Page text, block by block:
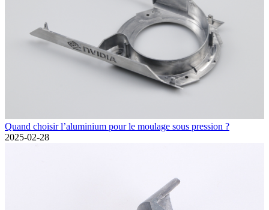
Quand choisir l’aluminium pour le moulage sous pression ?
2025-02-28